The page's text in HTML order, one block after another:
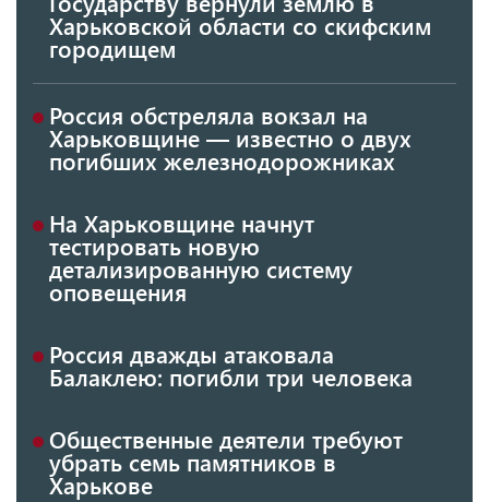
Харьковской области со скифским
городищем
Россия обстреляла вокзал на
Харьковщине — известно о двух
погибших железнодорожниках
На Харьковщине начнут
тестировать новую
детализированную систему
оповещения
Россия дважды атаковала
Балаклею: погибли три человека
Общественные деятели требуют
убрать семь памятников в
Харькове